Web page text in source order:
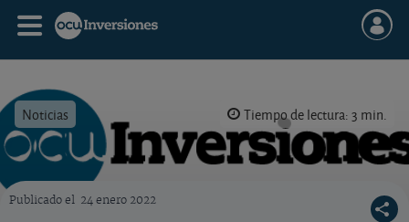
Noticias Tiempo de lectura: 3 min.
Publicado el 24 enero 2022